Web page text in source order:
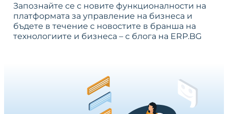
Запознайте се с новите функционалности на
платформата за управление на бизнеса и
бъдете в течение с новостите в бранша на
технологиите и бизнеса – с блога на ERP.BG